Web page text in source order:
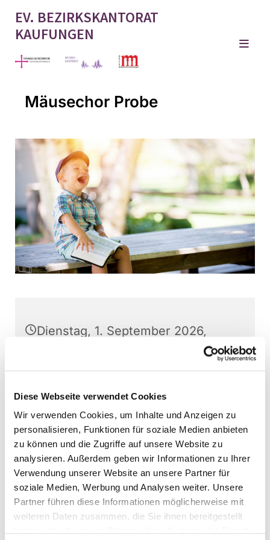
Diese Webseite verwendet Cookies
Wir verwenden Cookies, um Inhalte und Anzeigen zu
personalisieren, Funktionen für soziale Medien anbieten
zu können und die Zugriffe auf unsere Website zu
analysieren. Außerdem geben wir Informationen zu Ihrer
Verwendung unserer Website an unsere Partner für
soziale Medien, Werbung und Analysen weiter. Unsere
Partner führen diese Informationen möglicherweise mit
weiteren Daten zusammen, die Sie ihnen bereitgestellt
EV. BEZIRKSKANTORAT
KAUFUNGEN
Mäusechor Probe
Dienstag, 1. September 2026,
Schulstr. 22, 34260 Kaufungen
Mäusechor Kaufungen, Martin
Baumann (Leitung)
Interessierte Kinder können jederzeit - außer